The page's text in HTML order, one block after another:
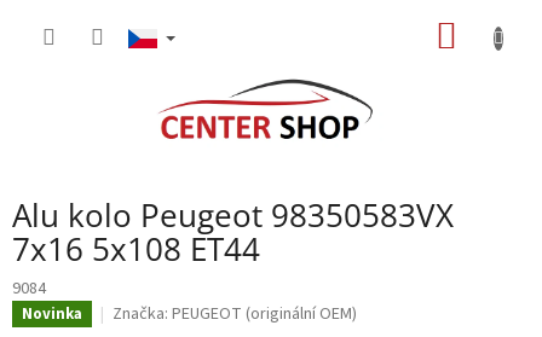
Alu kolo Peugeot 98350583VX
7x16 5x108 ET44
9084
Novinka Značka: PEUGEOT (originální OEM)